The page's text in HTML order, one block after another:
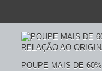
POUPE MAIS DE 60%